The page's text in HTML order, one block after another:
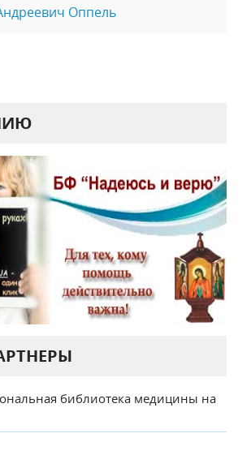
Оппель
библиотека медицины на